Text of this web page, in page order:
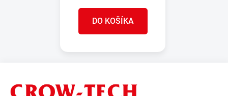
DO KOŠÍKA